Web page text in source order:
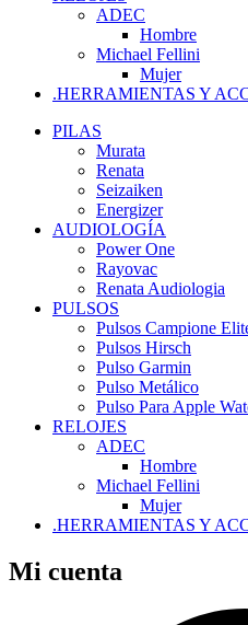
ADEC
Hombre
Michael Fellini
Mujer
.HERRAMIENTAS Y
PILAS
Murata
Renata
Seizaiken
Energizer
AUDIOLOGÍA
Power One
Rayovac
Renata Audiologia
PULSOS
Pulsos Campione
Pulsos Hirsch
Pulso Garmin
Pulso Metálico
Pulso Para Apple
RELOJES
ADEC
Hombre
Michael Fellini
Mujer
.HERRAMIENTAS Y
Mi cuenta